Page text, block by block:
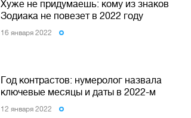
Хуже не придумаешь: кому из знаков
Зодиака не повезет в 2022 году
16 января 2022
Год контрастов: нумеролог назвала
ключевые месяцы и даты в 2022-м
12 января 2022